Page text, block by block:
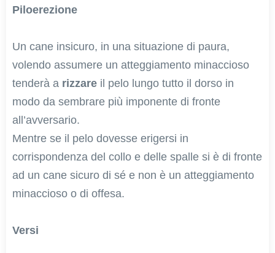
Piloerezione
Un cane insicuro, in una situazione di paura,
volendo assumere un atteggiamento minaccioso
tenderà a rizzare il pelo lungo tutto il dorso in
modo da sembrare più imponente di fronte
all’avversario.
Mentre se il pelo dovesse erigersi in
corrispondenza del collo e delle spalle si è di fronte
ad un cane sicuro di sé e non è un atteggiamento
minaccioso o di offesa.
Versi